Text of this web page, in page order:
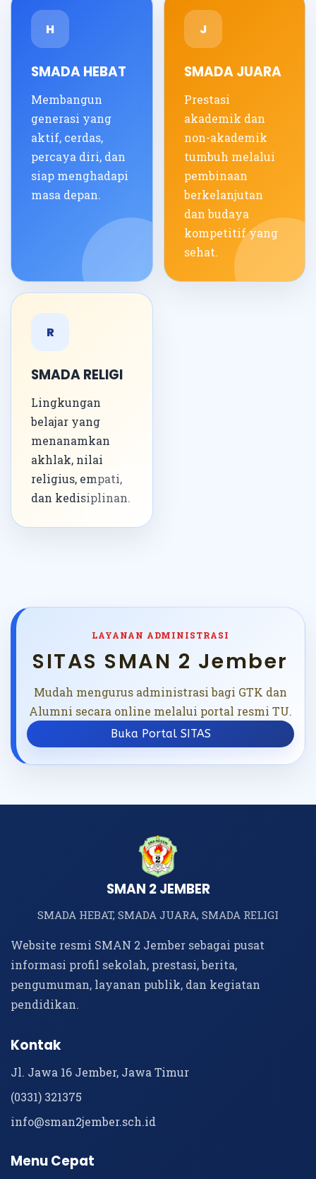
H
SMADA HEBAT
Membangun
generasi yang
aktif, cerdas,
percaya diri, dan
siap menghadapi
masa depan.
J
SMADA JUARA
Prestasi
akademik dan
non-akademik
tumbuh melalui
pembinaan
berkelanjutan
dan budaya
kompetitif yang
sehat.
R
SMADA RELIGI
Lingkungan
belajar yang
menanamkan
akhlak, nilai
religius, empati,
dan kedisiplinan.
LAYANAN ADMINISTRASI
SITAS SMAN 2 Jember
Mudah mengurus administrasi bagi GTK dan
Alumni secara online melalui portal resmi TU.
Buka Portal SITAS
SMAN 2 JEMBER
SMADA HEBAT, SMADA JUARA, SMADA RELIGI
Website resmi SMAN 2 Jember sebagai pusat
informasi profil sekolah, prestasi, berita,
pengumuman, layanan publik, dan kegiatan
pendidikan.
Kontak
Jl. Jawa 16 Jember, Jawa Timur
(0331) 321375
info@sman2jember.sch.id
Menu Cepat